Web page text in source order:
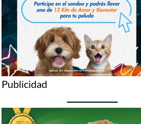
Publicidad